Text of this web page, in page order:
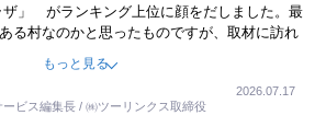
ザ」 がランキング上位に顔をだしました。最
る村なのかと思ったものですが、取材に訪れ
ビューしたら、興味深い話が次々が飛び出しま
、今でも思い出すことが２つあります。一つ
ニーランドを見学させ、サービス業、接客業
ていることです。 もう一つは1800円もする
もっと見る
ビス編集長 / ㈱ツーリンクス取締役
2026.07.17